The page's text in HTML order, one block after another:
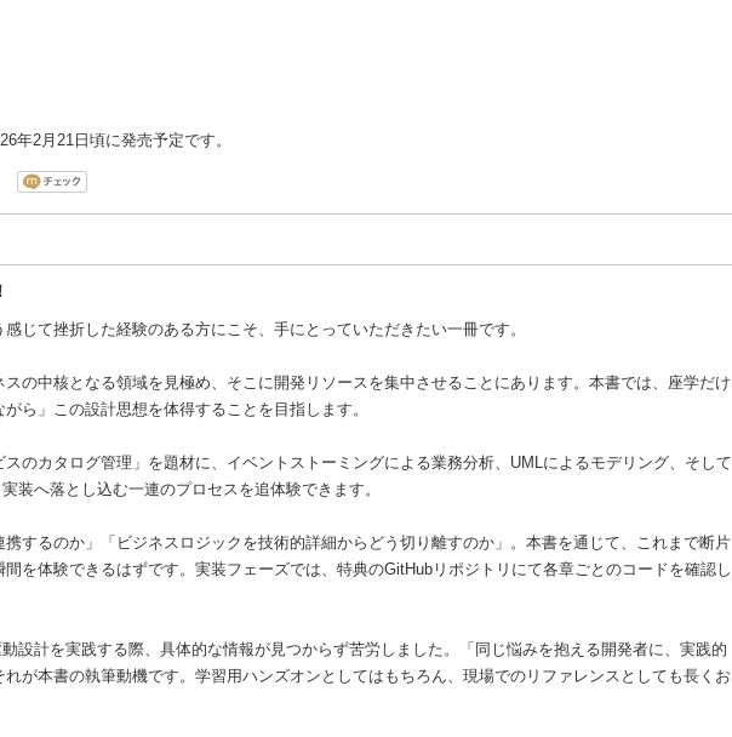
年2月21日頃に発売予定です。
感じて挫折した経験のある方にこそ、手にとっていただきたい一冊です。
スの中核となる領域を見極め、そこに開発リソースを集中させることにあります。本書では、座学だけ
ら」この設計思想を体得することを目指します。
のカタログ管理」を題材に、イベントストーミングによる業務分析、UMLによるモデリング、そして
装へ落とし込む一連のプロセスを追体験できます。
携するのか」「ビジネスロジックを技術的詳細からどう切り離すのか」。本書を通じて、これまで断片
を体験できるはずです。実装フェーズでは、特典のGitHubリポジトリにて各章ごとのコードを確認し
設計を実践する際、具体的な情報が見つからず苦労しました。「同じ悩みを抱える開発者に、実践的
が本書の執筆動機です。学習用ハンズオンとしてはもちろん、現場でのリファレンスとしても長くお